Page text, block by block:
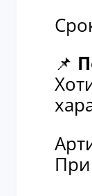
📌